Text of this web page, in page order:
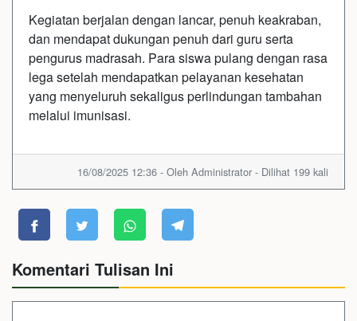
Kegiatan berjalan dengan lancar, penuh keakraban,
dan mendapat dukungan penuh dari guru serta
pengurus madrasah. Para siswa pulang dengan rasa
lega setelah mendapatkan pelayanan kesehatan
yang menyeluruh sekaligus perlindungan tambahan
melalui imunisasi.
16/08/2025 12:36 - Oleh Administrator - Dilihat 199 kali
Komentari Tulisan Ini